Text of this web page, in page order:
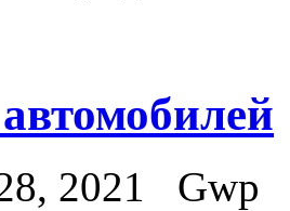
2021
Gwp